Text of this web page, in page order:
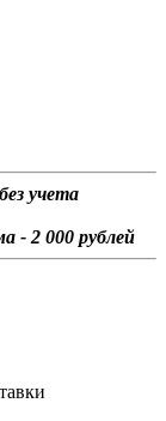
учета
- 2 000 рублей